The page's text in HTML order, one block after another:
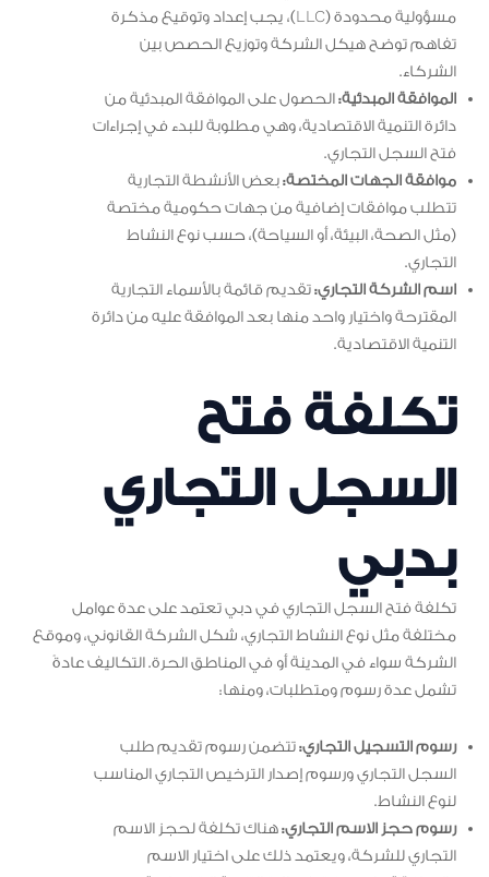
مسؤولية محدودة (LLC)، يجب إعداد وتوقيع مذكرة
تفاهم توضح هيكل الشركة وتوزيع الحصص بين
الشركاء.
الموافقة المبدئية: الحصول على الموافقة المبدئية من
دائرة التنمية الاقتصادية، وهي مطلوبة للبدء في إجراءات
فتح السجل التجاري.
موافقة الجهات المختصة:بعض الأنشطة التجارية
تتطلب موافقات إضافية من جهات حكومية مختصة
(مثل الصحة، البيئة، أو السياحة)، حسب نوع النشاط
التجاري.
اسم الشركة التجاري:تقديم قائمة بالأسماء التجارية
المقترحة واختيار واحد منها بعد الموافقة عليه من دائرة
التنمية الاقتصادية.
تكلفة فتح
السجل التجاري
بدبي
تكلفة فتح السجل التجاري في دبي تعتمد على عدة عوامل
مختلفة مثل نوع النشاط التجاري، شكل الشركة القانوني، وموقع
الشركة سواء في المدينة أو في المناطق الحرة. التكاليف عادةً
تشمل عدة رسوم ومتطلبات، ومنها:
رسوم التسجيل التجاري:تتضمن رسوم تقديم طلب
السجل التجاري ورسوم إصدار الترخيص التجاري المناسب
لنوع النشاط.
رسوم حجز الاسم التجاري:هناك تكلفة لحجز الاسم
التجاري للشركة، ويعتمد ذلك على اختيار الاسم